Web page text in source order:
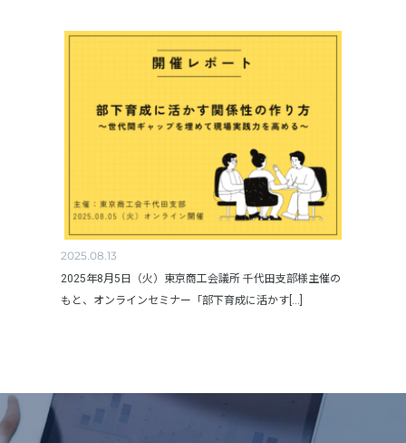
2025.08.13
2025年8月5日（火）東京商工会議所 千代田支部様主催の
もと、オンラインセミナー「部下育成に活かす[...]